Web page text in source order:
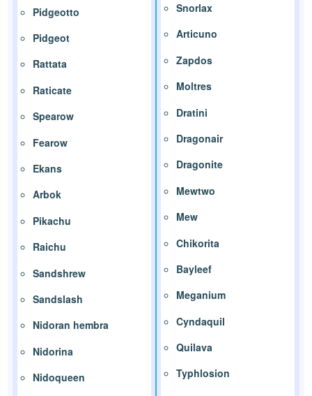
Pidgeotto
Pidgeot
Rattata
Raticate
Spearow
Fearow
Ekans
Arbok
Pikachu
Raichu
Sandshrew
Sandslash
Nidoran hembra
Nidorina
Nidoqueen
Snorlax
Articuno
Zapdos
Moltres
Dratini
Dragonair
Dragonite
Mewtwo
Mew
Chikorita
Bayleef
Meganium
Cyndaquil
Quilava
Typhlosion